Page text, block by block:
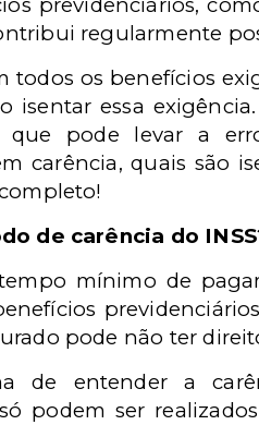
regularmente
todos os benefícios
isentar essa
que pode levar a
carência, quais são
de carência do
mínimo de
pode não ter
de entender a
podem ser